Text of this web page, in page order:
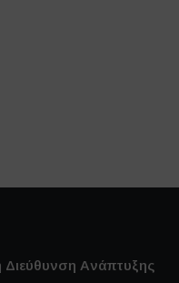
Διεύθυνση Ανάπτυξης